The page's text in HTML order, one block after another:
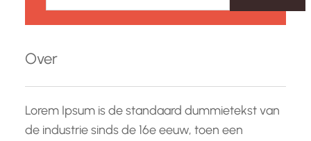
k
n
Over
Lorem Ipsum is de standaard dummietekst van
de industrie sinds de 16e eeuw, toen een